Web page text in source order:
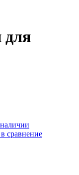
для
сравнение